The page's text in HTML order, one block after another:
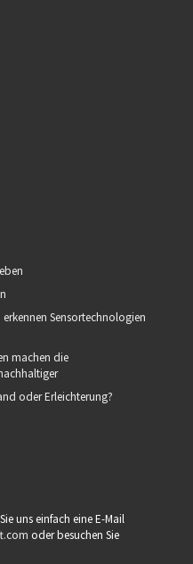
Sensortechnologien
machen die
oder Erleichterung?
uns einfach eine E-Mail
oder besuchen Sie